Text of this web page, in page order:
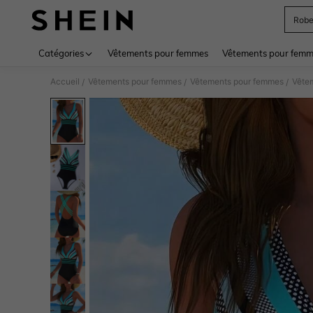
Robe
Catégories Vêtements pour femmes Vêtements pour
Accueil / Vêtements pour femmes / Vêtements pour femmes /